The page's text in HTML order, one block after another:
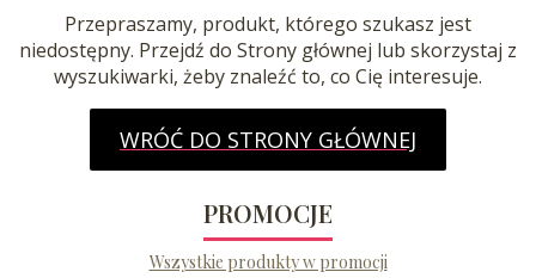
Przepraszamy, produkt, którego szukasz jest
niedostępny. Przejdź do Strony głównej lub skorzystaj z
wyszukiwarki, żeby znaleźć to, co Cię interesuje.
WRÓĆ DO STRONY GŁÓWNEJ
PROMOCJE
Wszystkie produkty w promocji